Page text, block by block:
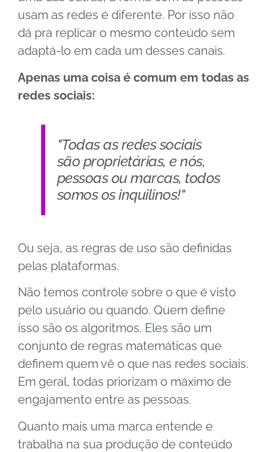
usam as redes é diferente. Por isso não
dá pra replicar o mesmo conteúdo sem
adaptá-lo em cada um desses canais.
Apenas uma coisa é comum em todas as
redes sociais:
"Todas as redes sociais
são proprietárias, e nós,
pessoas ou marcas, todos
somos os inquilinos!"
Ou seja, as regras de uso são definidas
pelas plataformas.
Não temos controle sobre o que é visto
pelo usuário ou quando. Quem define
isso são os algoritmos. Eles são um
conjunto de regras matemáticas que
definem quem vê o que nas redes sociais.
Em geral, todas priorizam o máximo de
engajamento entre as pessoas.
Quanto mais uma marca entende e
trabalha na sua produção de conteúdo